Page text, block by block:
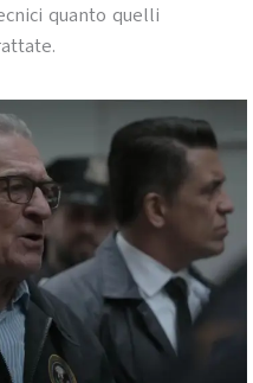
quanto quelli